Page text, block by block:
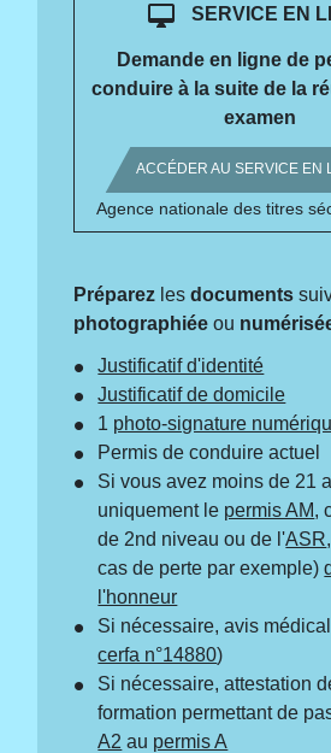
desktop_mac SERVICE EN
Demande en ligne de
conduire à la suite de la
examen
ACCÉDER AU SERVICE EN
Agence nationale des titres
Préparez lesdocuments
photographiée ou
Justificatif d'identité
Justificatif de domicile
1 photo-signature
Permis de conduire actuel
Si vous avez moins de 21
uniquement le permis AM,
de 2nd niveau ou de l'ASR
cas de perte par exemple)
l'honneur
Si nécessaire, avis
cerfa n°14880)
Si nécessaire, attestation
formation permettant de
A2 au permis A